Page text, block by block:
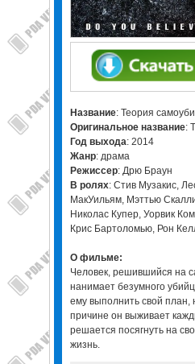
Название: Теория
Оригинальное название:
Год выхода: 2014
Жанр: драма
Режиссер: Дрю Браун
В ролях: Стив Музакис,
МакУильям, Мэттью
Николас Купер, Уорвик
Крис Бартоломью, Рон
О фильме:
Человек, решившийся на
нанимает безумного
ему выполнить свой план,
причине он выживает
решается посягнуть на
жизнь.